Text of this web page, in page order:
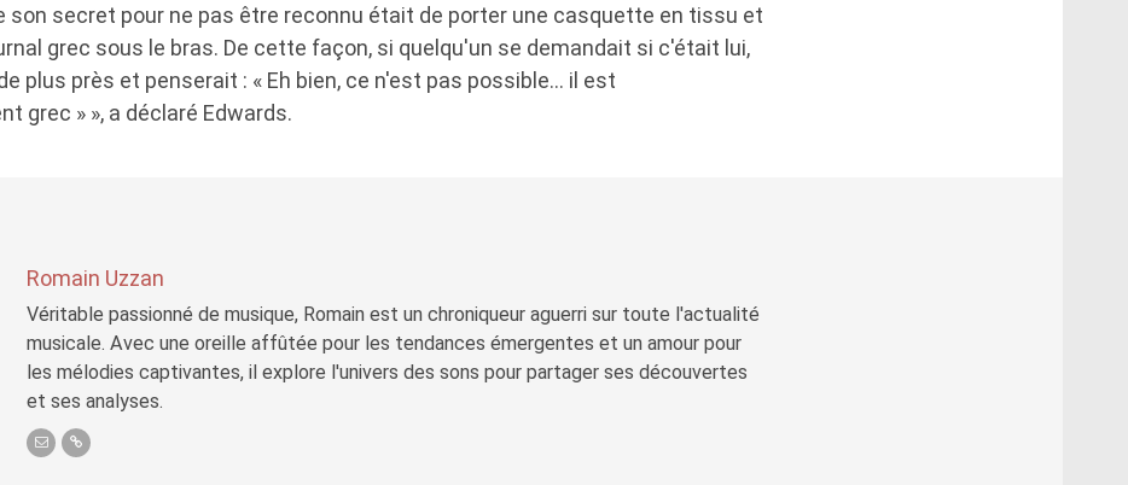
son secret pour ne pas être reconnu était de porter une casquette en tissu et
grec sous le bras. De cette façon, si quelqu'un se demandait si c'était lui,
plus près et penserait : « Eh bien, ce n'est pas possible… il est
grec » », a déclaré Edwards.
Romain Uzzan
Véritable passionné de musique, Romain est un chroniqueur aguerri sur toute l'actualité
musicale. Avec une oreille affûtée pour les tendances émergentes et un amour pour
les mélodies captivantes, il explore l'univers des sons pour partager ses découvertes
et ses analyses.